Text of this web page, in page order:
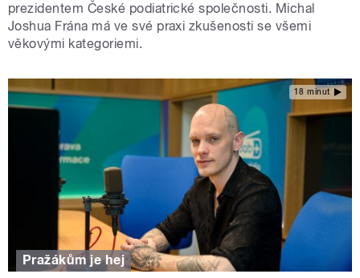
prezidentem České podiatrické společnosti. Michal
Joshua Frána má ve své praxi zkušenosti se všemi
věkovými kategoriemi.
18 minut
Pražákům je hej